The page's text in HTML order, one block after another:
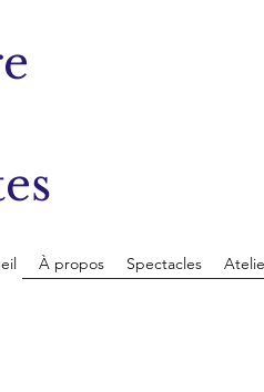
À propos Spectacles